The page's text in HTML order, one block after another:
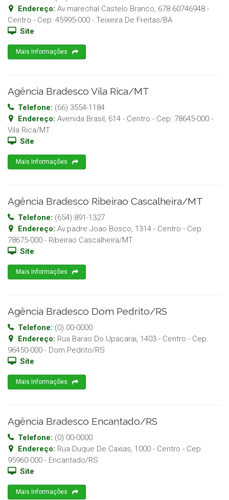
Endereço: Av.marechal Castelo Branco, 678 60746948 -
Centro - Cep: 45995-000 - Teixeira De Freitas/BA
Site
Mais Informações
Agência Bradesco Vila Rica/MT
Telefone: (66) 3554-1184
Endereço: Avenida Brasil, 614 - Centro - Cep: 78645-000 -
Vila Rica/MT
Site
Mais Informações
Agência Bradesco Ribeirao Cascalheira/MT
Telefone: (654) 891-1327
Endereço: Av.padre Joao Bosco, 1314 - Centro - Cep:
78675-000 - Ribeirao Cascalheira/MT
Site
Mais Informações
Agência Bradesco Dom Pedrito/RS
Telefone: (0) 00-0000
Endereço: Rua Barao Do Upacarai, 1403 - Centro - Cep:
96450-000 - Dom Pedrito/RS
Site
Mais Informações
Agência Bradesco Encantado/RS
Telefone: (0) 00-0000
Endereço: Rua Duque De Caxias, 1000 - Centro - Cep:
95960-000 - Encantado/RS
Site
Mais Informações